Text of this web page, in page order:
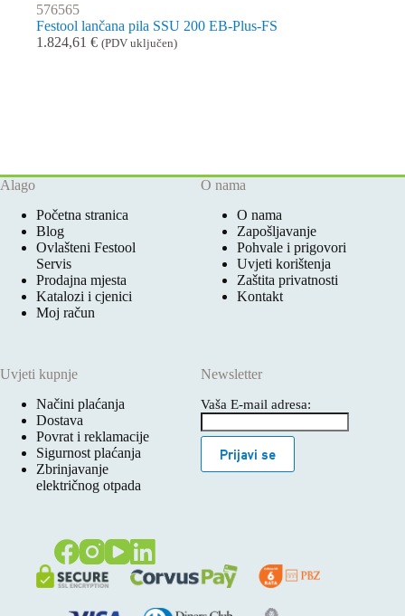
576565
Festool lančana pila SSU 200 EB-Plus-FS
1.824,61 € (PDV uključen)
Alago
Početna stranica
Blog
Ovlašteni Festool
Servis
Prodajna mjesta
Katalozi i cjenici
Moj račun
O nama
O nama
Zapošljavanje
Pohvale i prigovori
Uvjeti korištenja
Zaštita privatnosti
Kontakt
Uvjeti kupnje
Načini plaćanja
Dostava
Povrat i reklamacije
Sigurnost plaćanja
Zbrinjavanje
električnog otpada
Newsletter
Vaša E-mail adresa:
Prijavi se